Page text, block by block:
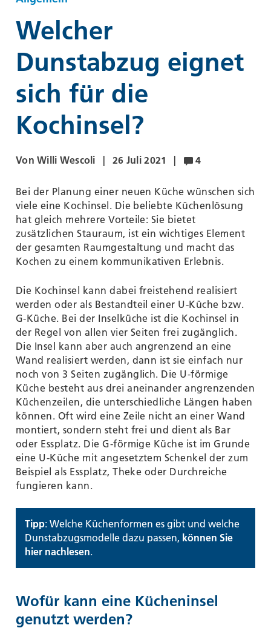
Welcher
Dunstabzug eignet
sich für die
Kochinsel?
Von Willi Wescoli 26 Juli 2021 4
Bei der Planung einer neuen Küche wünschen sich
viele eine Kochinsel. Die beliebte Küchenlösung
hat gleich mehrere Vorteile: Sie bietet
zusätzlichen Stauraum, ist ein wichtiges Element
der gesamten Raumgestaltung und macht das
Kochen zu einem kommunikativen Erlebnis.
Die Kochinsel kann dabei freistehend realisiert
werden oder als Bestandteil einer U-Küche bzw.
G-Küche. Bei der Inselküche ist die Kochinsel in
der Regel von allen vier Seiten frei zugänglich.
Die Insel kann aber auch angrenzend an eine
Wand realisiert werden, dann ist sie einfach nur
noch von 3 Seiten zugänglich. Die U-förmige
Küche besteht aus drei aneinander angrenzenden
Küchenzeilen, die unterschiedliche Längen haben
können. Oft wird eine Zeile nicht an einer Wand
montiert, sondern steht frei und dient als Bar
oder Essplatz. Die G-förmige Küche ist im Grunde
eine U-Küche mit angesetztem Schenkel der zum
Beispiel als Essplatz, Theke oder Durchreiche
fungieren kann.
Tipp: Welche Küchenformen es gibt und welche
Dunstabzugsmodelle dazu passen, können Sie
hier nachlesen.
Wofür kann eine Kücheninsel
genutzt werden?